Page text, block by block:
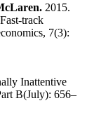
. 2015.
track
7(3):
Inattentive
B(July): 656–